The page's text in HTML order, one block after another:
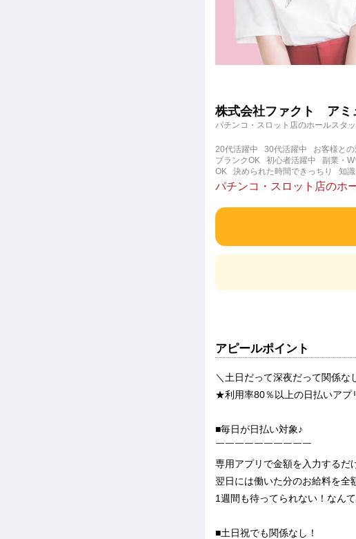
株式会社ファクト アミ
パチンコ・スロット店のホールスタ
20代活躍中 30代活躍中 お客様と
ブランクOK
初心者活躍中 副業・
OK
決められた時間できっちり 知
職場
週4日以上OK 長く働ける 長
パチンコ・スロット店のホ
アピールポイント
＼土日だって深夜だって関係な
★利用率80％以上の日払いア
■毎日が日払い対象♪
￣￣￣￣￣￣￣￣￣￣
専用アプリで金額を入力するだ
翌日には働いた分のお給料を全
1週間も待ってられない！なん
■土日祝でも関係なし！